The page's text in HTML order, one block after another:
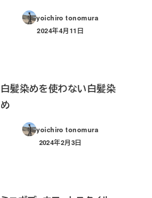
yoichiro tonomura
投稿日
2024年4月11日
白髪染めを使わない白髪染
め
yoichiro tonomura
投稿日
2024年2月3日